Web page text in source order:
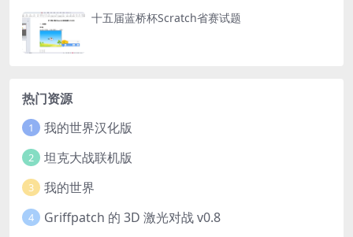
十五届蓝桥杯Scratch省赛试题
热门资源
1 我的世界汉化版
2 坦克大战联机版
3 我的世界
4 Griffpatch 的 3D 激光对战 v0.8